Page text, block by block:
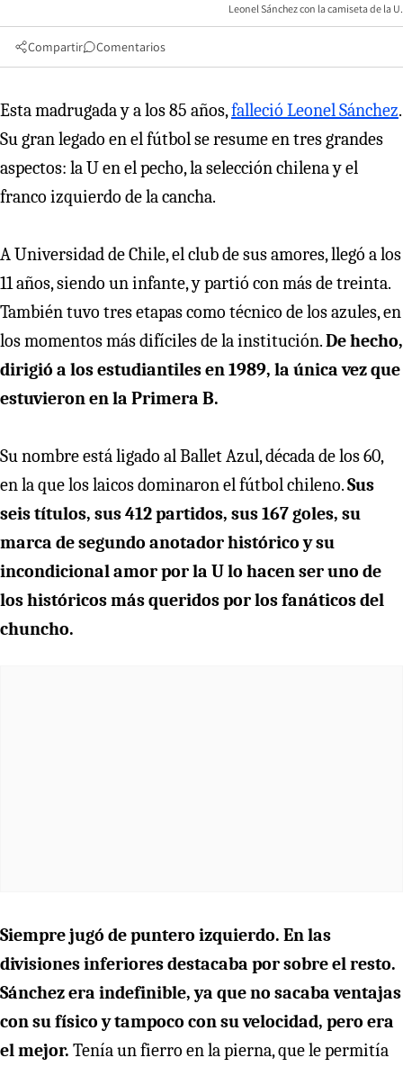
Leonel Sánchez con la camiseta de la U.
Compartir Comentarios
Esta madrugada y a los 85 años,falleció Leonel Sánchez.
Su gran legado en el fútbol se resume en tres grandes
aspectos: la U en el pecho, la selección chilena y el
franco izquierdo de la cancha.
A Universidad de Chile, el club de sus amores, llegó a los
11 años, siendo un infante, y partió con más de treinta.
También tuvo tres etapas como técnico de los azules, en
los momentos más difíciles de la institución.De hecho,
dirigió a los estudiantiles en 1989, la única vez que
estuvieron en la Primera B.
Su nombre está ligado al Ballet Azul, década de los 60,
en la que los laicos dominaron el fútbol chileno.Sus
seis títulos, sus 412 partidos, sus 167 goles, su
marca de segundo anotador histórico y su
incondicional amor por la U lo hacen ser uno de
los históricos más queridos por los fanáticos del
chuncho.
Siempre jugó de puntero izquierdo. En las
divisiones inferiores destacaba por sobre el resto.
Sánchez era indefinible, ya que no sacaba ventajas
con su físico y tampoco con su velocidad, pero era
el mejor. Tenía un fierro en la pierna, que le permitía